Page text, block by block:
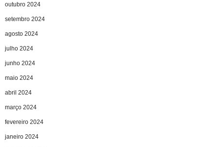
outubro 2024
setembro 2024
agosto 2024
julho 2024
junho 2024
maio 2024
abril 2024
março 2024
fevereiro 2024
janeiro 2024